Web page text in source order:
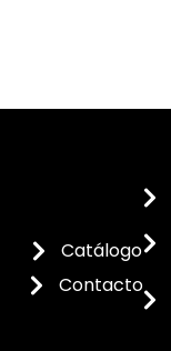
Catálogo
Contacto